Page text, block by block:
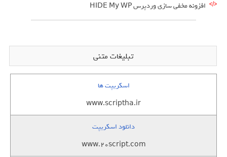
افزونه مخفی سازی وردپرس HIDE My WP
تبلیغات متنی
اسکریپت ها
www.scriptha.ir
دانلود اسکریپت
www.20script.com